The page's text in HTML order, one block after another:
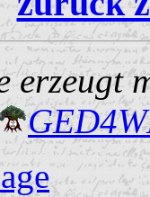
erzeugt